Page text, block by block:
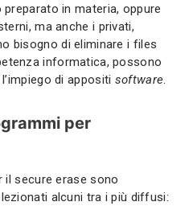
in materia, oppure
ma anche i privati,
bisogno di eliminare i files
informatica, possono
di appositi software.
per
il secure erase sono
alcuni tra i più diffusi: